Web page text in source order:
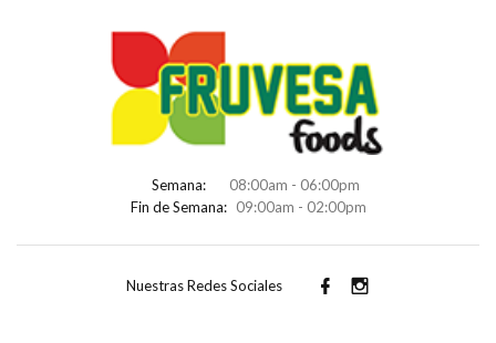
Semana:
08:00am - 06:00pm
Fin de Semana: 09:00am - 02:00pm
Nuestras Redes Sociales